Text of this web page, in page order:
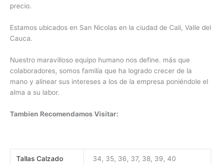
precio.
Estamos ubicados en San Nicolas en la ciudad de Cali, Valle del
Cauca.
Nuestro maravilloso equipo humano nos define. más que
colaboradores, somos familia que ha logrado crecer de la
mano y alinear sus intereses a los de la empresa poniéndole el
alma a su labor.
Tambien Recomendamos Visitar:
Tallas Calzado 34, 35, 36, 37, 38, 39, 40